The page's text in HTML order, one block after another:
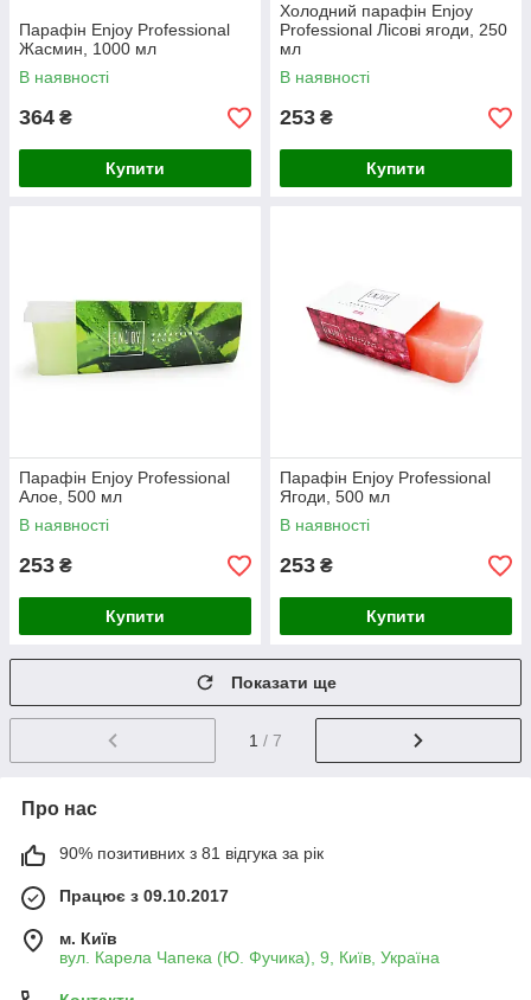
Парафін Enjoy Professional
Жасмин, 1000 мл
В наявності
364 ₴
Купити
Холодний парафін Еnjoy
Professional Лісові ягоди, 250
мл
В наявності
253 ₴
Купити
Парафін Enjoy Professional
Алое, 500 мл
В наявності
253 ₴
Купити
Парафін Enjoy Professional
Ягоди, 500 мл
В наявності
253 ₴
Купити
Показати ще
1 / 7
Про нас
90% позитивних з 81 відгука за рік
Працює з 09.10.2017
м. Київ
вул. Карела Чапека (Ю. Фучика), 9, Київ, Україна